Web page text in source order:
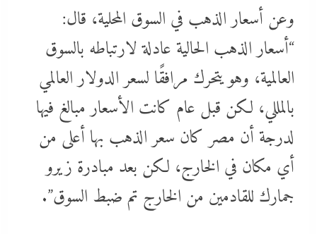
وعن أسعار الذهب في السوق المحلية، قال:
“أسعار الذهب الحالية عادلة لارتباطه بالسوق
العالمية، وهو يتحرك مرافقًا لسعر الدولار العالمي
بالمللي، لكن قبل عام كانت الأسعار مبالغ فيها
لدرجة أن مصر كان سعر الذهب بها أعلى من
أي مكان في الخارج، لكن بعد مبادرة زيرو
جمارك للقادمين من الخارج تم ضبط السوق”.